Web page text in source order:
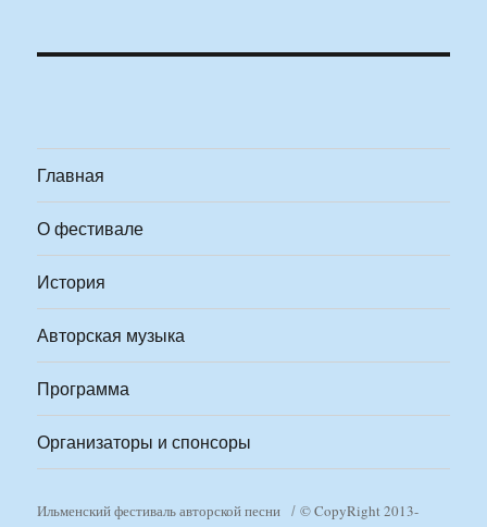
Главная
О фестивале
История
Авторская музыка
Программа
Организаторы и спонсоры
Ильменский фестиваль авторской песни
© CopyRight 2013-